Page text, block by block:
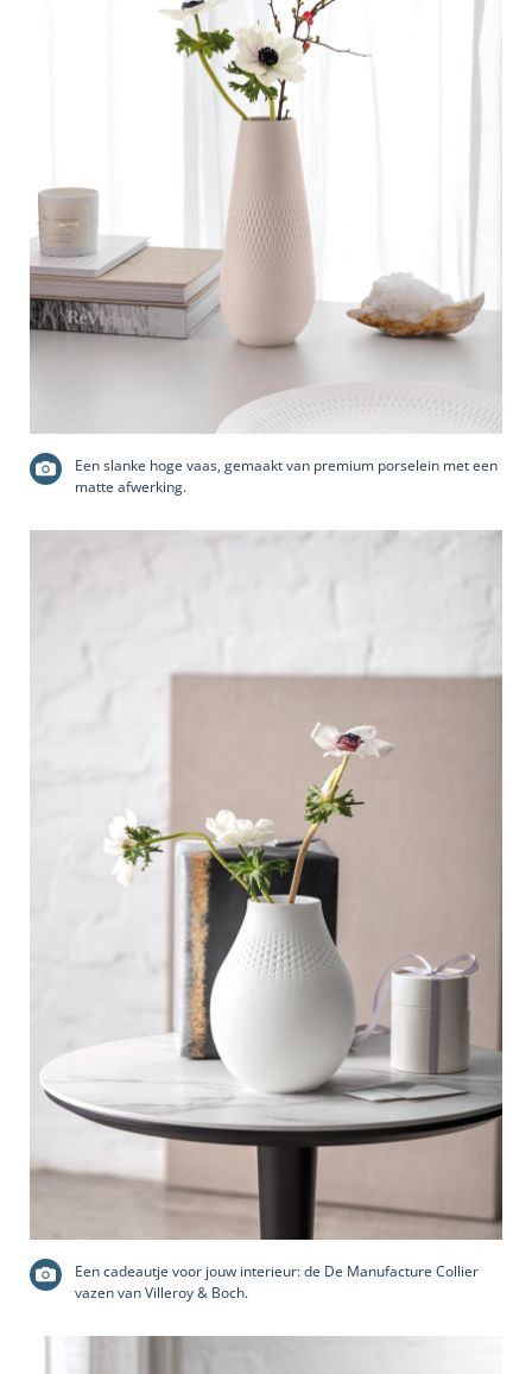
Een slanke hoge vaas, gemaakt van premium porselein met een
matte afwerking.
Een cadeautje voor jouw interieur: de De Manufacture Collier
vazen van Villeroy & Boch.